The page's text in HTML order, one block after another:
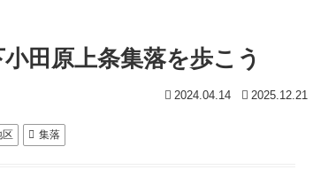
田原上条集落を歩こう
2024.04.14 2025.12.21
集落